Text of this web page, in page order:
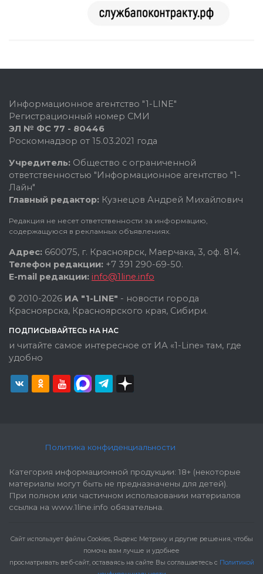
Информационное агентство "1-LINE"
Регистрационный номер СМИ
ЭЛ № ФС 77 - 80446
Роскомнадзор от 15.03.2021 года
Учредитель: Общество с ограниченной
ответственностью "Информационное агентство "1-
Лайн"
Главный редактор: Кузнецов Андрей Михайлович
Редакция не несет ответственности за информацию,
содержащуюся в рекламных объявлениях.
Адрес: 660075, г. Красноярск, Маерчака, 3, оф. 814.
Телефон редакции: +7 391 290-69-50.
E-mail редакции: info@1line.info
© 2010-2026 ИА "1-LINE" - новости города
Красноярска, Красноярского края, Сибири.
ПОДПИСЫВАЙТЕСЬ НА НАС
и читайте самое интересное от ИА «1-Line» там, где
удобно
Политика конфиденциальности
Категория информационной продукции: 18+ (некоторые
материалы могут быть не предназначены для детей).
При полном или частичном использовании материалов
ссылка на www.1line.info обязательна.
Cайт использует файлы Cookies, Яндекс Метрику и другие решения, чтобы
помочь вам лучше и удобнее
просматривать веб-сайт, оставаясь на сайте Вы соглашаетесь с Политикой